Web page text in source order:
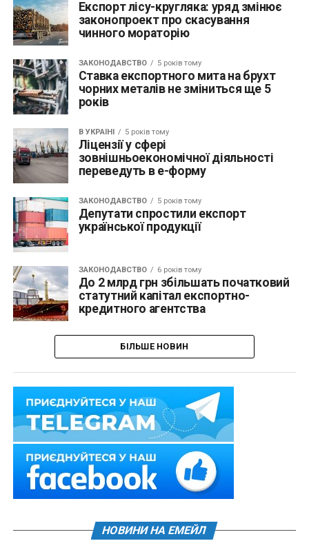
Експорт лісу-кругляка: уряд змінює
законопроект про скасування
чинного мораторію
ЗАКОНОДАВСТВО 5 років тому
Ставка експортного мита на брухт
чорних металів не зміниться ще 5
років
В УКРАЇНІ 5 років тому
Ліцензії у сфері
зовнішньоекономічної діяльності
переведуть в е-форму
ЗАКОНОДАВСТВО 5 років тому
Депутати спростили експорт
української продукції
ЗАКОНОДАВСТВО 6 років тому
До 2 млрд грн збільшать початковий
статутний капітал експортно-
кредитного агентства
БІЛЬШЕ НОВИН
НОВИНИ НА ЕМЕЙЛ